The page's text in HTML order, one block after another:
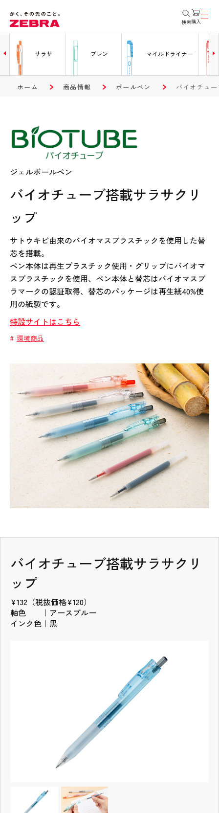
検索購入
サラサ ブレン マイルドライナー
ホーム 商品情報 ボールペン バイオチュ
ジェルボールペン
バイオチューブ搭載サラサクリ
ップ
サトウキビ由来のバイオマスプラスチックを使用した替
芯を搭載。
ペン本体は再生プラスチック使用・グリップにバイオマ
スプラスチックを使用、ペン本体と替芯はバイオマスプ
ラマークの認証取得、替芯のパッケージは再生紙40%使
用の紙製です。
特設サイトはこちら
環境商品
バイオチューブ搭載サラサクリ
ップ
¥132（税抜価格¥120）
軸色 ｜アースブルー
インク色｜黒